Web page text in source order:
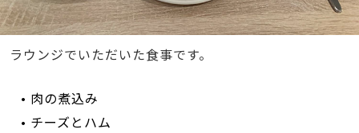
ラウンジでいただいた食事です。
• 肉の煮込み
• チーズとハム